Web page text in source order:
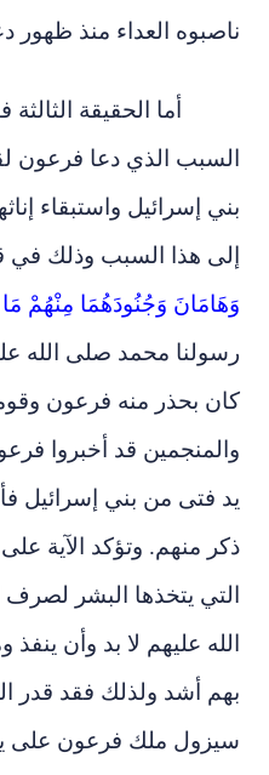
ناصبوه العداء منذ ظهور
أما الحقيقة
السبب الذي دعا فرعون
بني إسرائيل واستبقاء
إلى هذا السبب وذلك في
وَهَامَانَ وَجُنُودَهُمَا مِنْهُمْ
رسولنا محمد صلى الله
كان بحذر منه فرعون
والمنجمين قد أخبروا
يد فتى من بني إسرائيل
ذكر منهم. وتؤكد الآية
التي يتخذها البشر
الله عليهم لا بد وأن
بهم أشد ولذلك فقد قدر
سيزول ملك فرعون على